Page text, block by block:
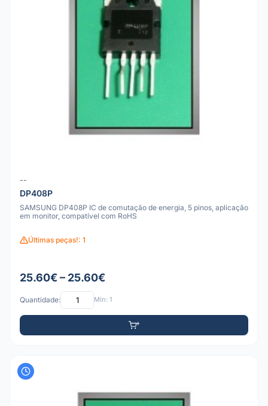
--
DP408P
SAMSUNG DP408P IC de comutação de energia, 5 pinos, aplicação
em monitor, compatível com RoHS
Últimas peças!: 1
25.60€ – 25.60€
Quantidade: Mín: 1